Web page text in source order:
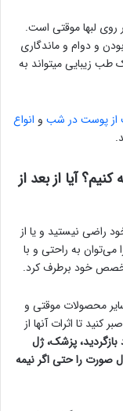
روی لبها موقتی است.
و دوام و ماندگاری
زیبایی میتواند به
از پوست در شب و انواع
آیا از بعد از
راضی نیستید و یا از
می‌توان به راحتی و با
خود برطرف کرد.
محصولات موقتی و
کنید تا اثرات آنها از
پزشک، ژل
صورت را حتی اگر نیمه